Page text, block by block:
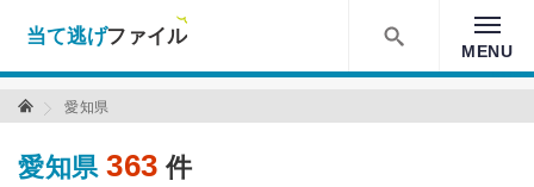
検索
MENU
当て逃げファイル TOP
愛知県
愛知県 363 件